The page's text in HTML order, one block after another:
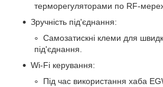
терморегуляторами по RF-
Зручність під'єднання:
Самозатискні клеми для
під'єднання.
Wi-Fi керування:
Під час використання хаба